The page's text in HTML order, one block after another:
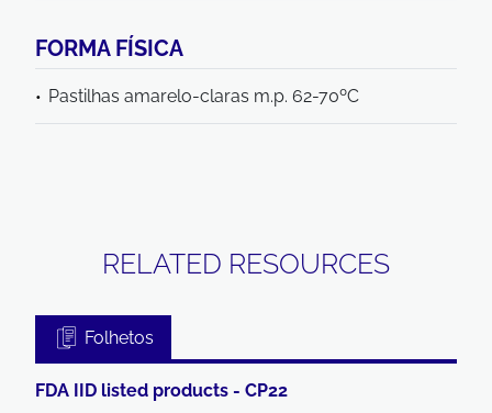
FORMA FÍSICA
Pastilhas amarelo-claras m.p. 62-70ºC
RELATED RESOURCES
Folhetos
FDA IID listed products - CP22